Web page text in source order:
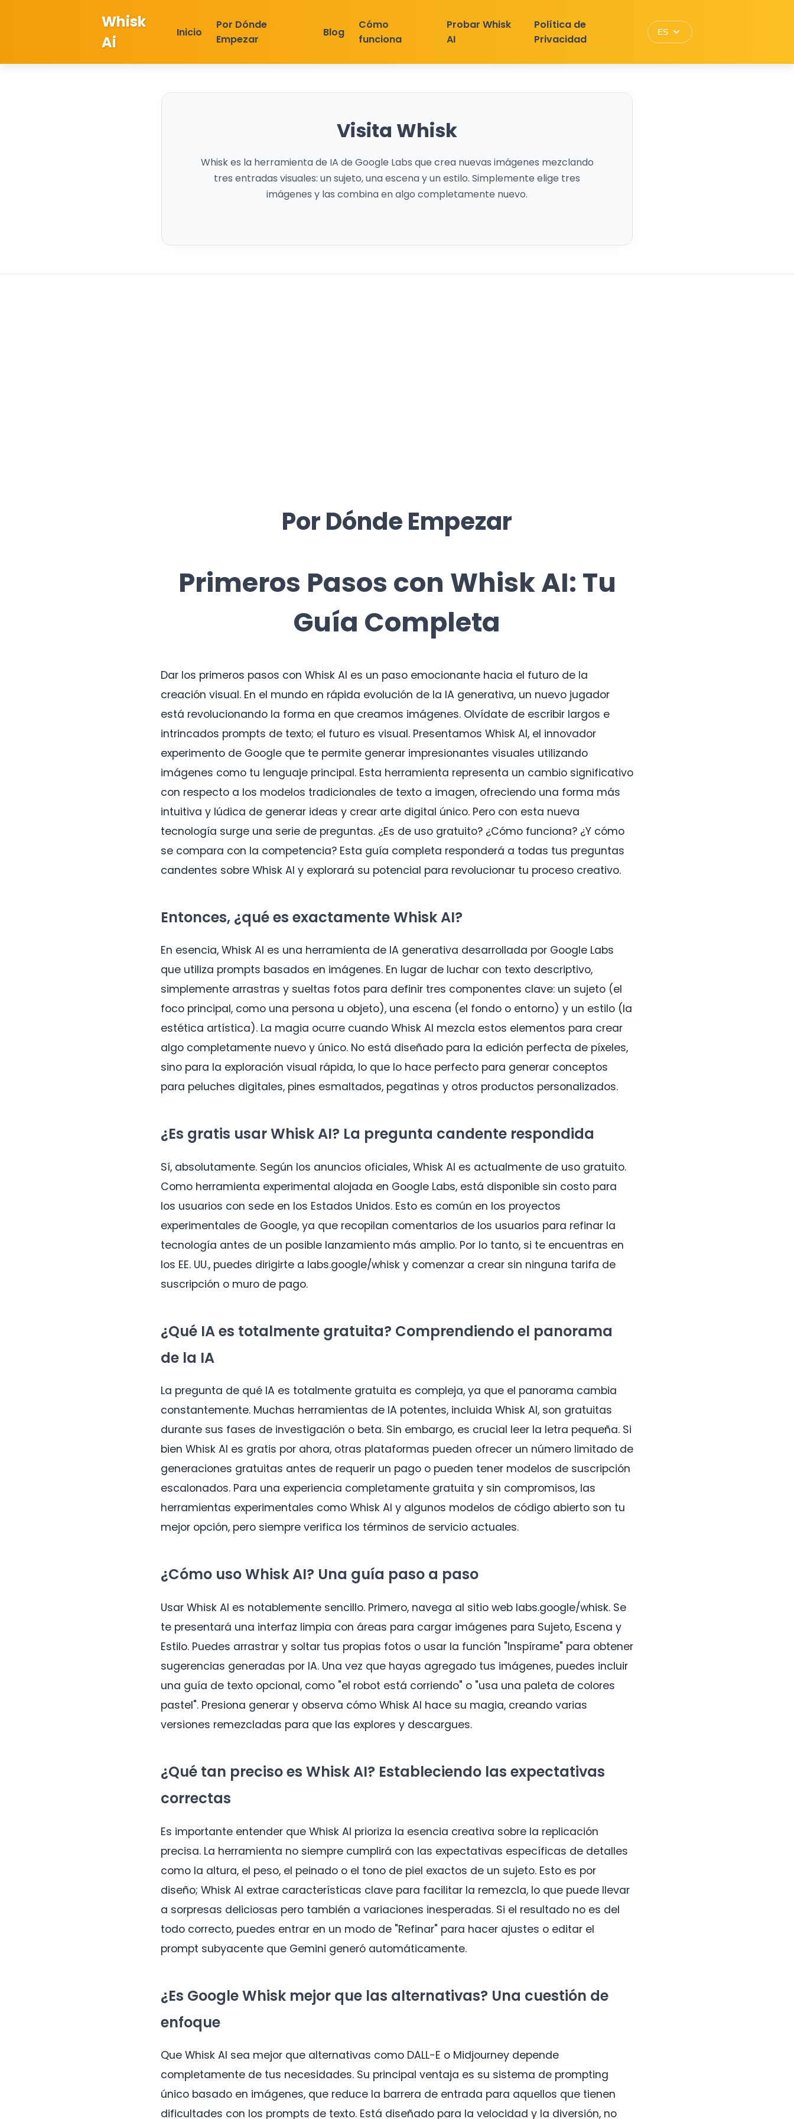
Whisk
Ai
Inicio
Por Dónde
Empezar
Blog
Cómo
funciona
Probar Whisk
AI
Política de
Privacidad
ES
Visita Whisk
Whisk es la herramienta de IA de Google Labs que crea nuevas imágenes mezclando
tres entradas visuales: un sujeto, una escena y un estilo. Simplemente elige tres
imágenes y las combina en algo completamente nuevo.
Por Dónde Empezar
Primeros Pasos con Whisk AI: Tu
Guía Completa
Dar los primeros pasos con Whisk AI es un paso emocionante hacia el futuro de la
creación visual. En el mundo en rápida evolución de la IA generativa, un nuevo jugador
está revolucionando la forma en que creamos imágenes. Olvídate de escribir largos e
intrincados prompts de texto; el futuro es visual. Presentamos Whisk AI, el innovador
experimento de Google que te permite generar impresionantes visuales utilizando
imágenes como tu lenguaje principal. Esta herramienta representa un cambio significativo
con respecto a los modelos tradicionales de texto a imagen, ofreciendo una forma más
intuitiva y lúdica de generar ideas y crear arte digital único. Pero con esta nueva
tecnología surge una serie de preguntas. ¿Es de uso gratuito? ¿Cómo funciona? ¿Y cómo
se compara con la competencia? Esta guía completa responderá a todas tus preguntas
candentes sobre Whisk AI y explorará su potencial para revolucionar tu proceso creativo.
Entonces, ¿qué es exactamente Whisk AI?
En esencia, Whisk AI es una herramienta de IA generativa desarrollada por Google Labs
que utiliza prompts basados en imágenes. En lugar de luchar con texto descriptivo,
simplemente arrastras y sueltas fotos para definir tres componentes clave: un sujeto (el
foco principal, como una persona u objeto), una escena (el fondo o entorno) y un estilo (la
estética artística). La magia ocurre cuando Whisk AI mezcla estos elementos para crear
algo completamente nuevo y único. No está diseñado para la edición perfecta de píxeles,
sino para la exploración visual rápida, lo que lo hace perfecto para generar conceptos
para peluches digitales, pines esmaltados, pegatinas y otros productos personalizados.
¿Es gratis usar Whisk AI? La pregunta candente respondida
Sí, absolutamente. Según los anuncios oficiales, Whisk AI es actualmente de uso gratuito.
Como herramienta experimental alojada en Google Labs, está disponible sin costo para
los usuarios con sede en los Estados Unidos. Esto es común en los proyectos
experimentales de Google, ya que recopilan comentarios de los usuarios para refinar la
tecnología antes de un posible lanzamiento más amplio. Por lo tanto, si te encuentras en
los EE. UU., puedes dirigirte a labs.google/whisk y comenzar a crear sin ninguna tarifa de
suscripción o muro de pago.
¿Qué IA es totalmente gratuita? Comprendiendo el panorama
de la IA
La pregunta de qué IA es totalmente gratuita es compleja, ya que el panorama cambia
constantemente. Muchas herramientas de IA potentes, incluida Whisk AI, son gratuitas
durante sus fases de investigación o beta. Sin embargo, es crucial leer la letra pequeña. Si
bien Whisk AI es gratis por ahora, otras plataformas pueden ofrecer un número limitado de
generaciones gratuitas antes de requerir un pago o pueden tener modelos de suscripción
escalonados. Para una experiencia completamente gratuita y sin compromisos, las
herramientas experimentales como Whisk AI y algunos modelos de código abierto son tu
mejor opción, pero siempre verifica los términos de servicio actuales.
¿Cómo uso Whisk AI? Una guía paso a paso
Usar Whisk AI es notablemente sencillo. Primero, navega al sitio web labs.google/whisk. Se
te presentará una interfaz limpia con áreas para cargar imágenes para Sujeto, Escena y
Estilo. Puedes arrastrar y soltar tus propias fotos o usar la función "Inspírame" para obtener
sugerencias generadas por IA. Una vez que hayas agregado tus imágenes, puedes incluir
una guía de texto opcional, como "el robot está corriendo" o "usa una paleta de colores
pastel". Presiona generar y observa cómo Whisk AI hace su magia, creando varias
versiones remezcladas para que las explores y descargues.
¿Qué tan preciso es Whisk AI? Estableciendo las expectativas
correctas
Es importante entender que Whisk AI prioriza la esencia creativa sobre la replicación
precisa. La herramienta no siempre cumplirá con las expectativas específicas de detalles
como la altura, el peso, el peinado o el tono de piel exactos de un sujeto. Esto es por
diseño; Whisk AI extrae características clave para facilitar la remezcla, lo que puede llevar
a sorpresas deliciosas pero también a variaciones inesperadas. Si el resultado no es del
todo correcto, puedes entrar en un modo de "Refinar" para hacer ajustes o editar el
prompt subyacente que Gemini generó automáticamente.
¿Es Google Whisk mejor que las alternativas? Una cuestión de
enfoque
Que Whisk AI sea mejor que alternativas como DALL-E o Midjourney depende
completamente de tus necesidades. Su principal ventaja es su sistema de prompting
único basado en imágenes, que reduce la barrera de entrada para aquellos que tienen
dificultades con los prompts de texto. Está diseñado para la velocidad y la diversión, no